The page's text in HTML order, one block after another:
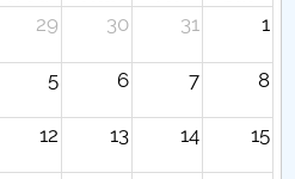
29 30 31 1
5 6 7 8
12 13 14 15